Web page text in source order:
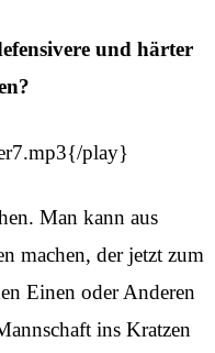
und härter
play}
Man kann aus
machen, der jetzt zum
Einen oder Anderen
ins Kratzen